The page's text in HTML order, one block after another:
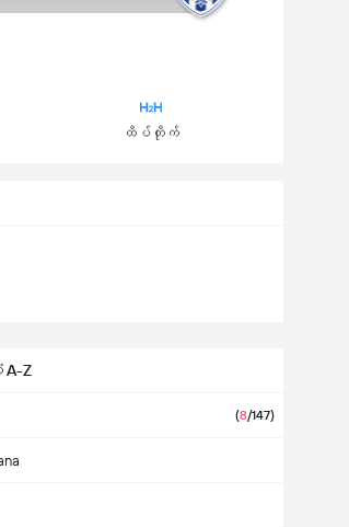
ထိပ်တိုက်
A-Z
(8/147)